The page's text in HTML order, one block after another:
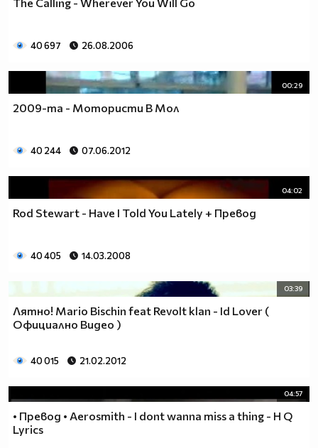
40 697 26.08.2006
00:29
2009-та - Мотористи В Мол
40 244 07.06.2012
04:02
Rod Stewart - Have I Told You Lately + Превод
40 405 14.03.2008
03:39
Лятно! Mario Bischin feat Revolt klan - Id Lover (
Официално Видео )
40 015 21.02.2012
04:57
• Превод • Aerosmith - I dont wanna miss a thing - H Q
Lyrics